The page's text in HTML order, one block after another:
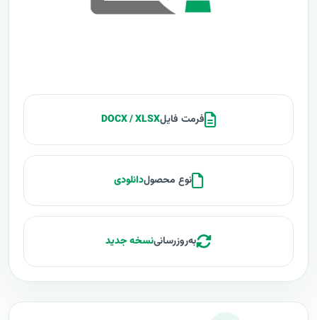
فرمت فایلDOCX / XLSX
نوع محصولدانلودی
به‌روزرسانینسخه جدید